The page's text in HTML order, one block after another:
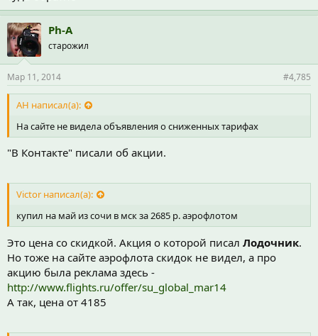
Ph-A
старожил
Мар 11, 2014 #4,785
АН написал(а):
На сайте не видела объявления о сниженных тарифах
"В Контакте" писали об акции.
Victor написал(а):
купил на май из сочи в мск за 2685 р. аэрофлотом
Это цена со скидкой. Акция о которой писал Лодочник.
Но тоже на сайте аэрофлота скидок не видел, а про
акцию была реклама здесь -
http://www.flights.ru/offer/su_global_mar14
А так, цена от 4185